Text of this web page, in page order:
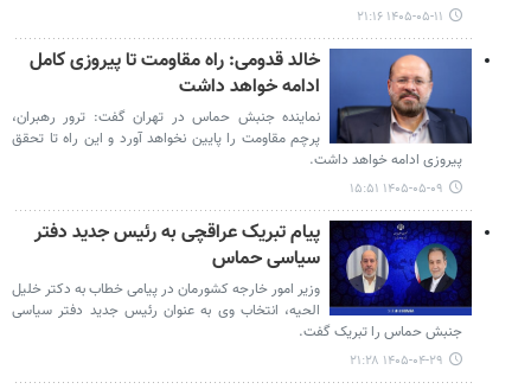
۱۴۰۵-۰۵-۱۱ ۲۱:۱۶
خالد قدومی: راه مقاومت تا پیروزی کامل
ادامه خواهد داشت
نماینده جنبش حماس در تهران گفت: ترور رهبران،
پرچم مقاومت را پایین نخواهد آورد و این راه تا تحقق
پیروزی ادامه خواهد داشت.
۱۴۰۵-۰۵-۰۹ ۱۵:۵۱
پیام تبریک عراقچی به رئیس جدید دفتر
سیاسی حماس
وزیر امور خارجه کشورمان در پیامی خطاب به دکتر خلیل
الحیه، انتخاب وی به عنوان رئیس جدید دفتر سیاسی
جنبش حماس را تبریک گفت.
۱۴۰۵-۰۴-۲۹ ۲۱:۲۸